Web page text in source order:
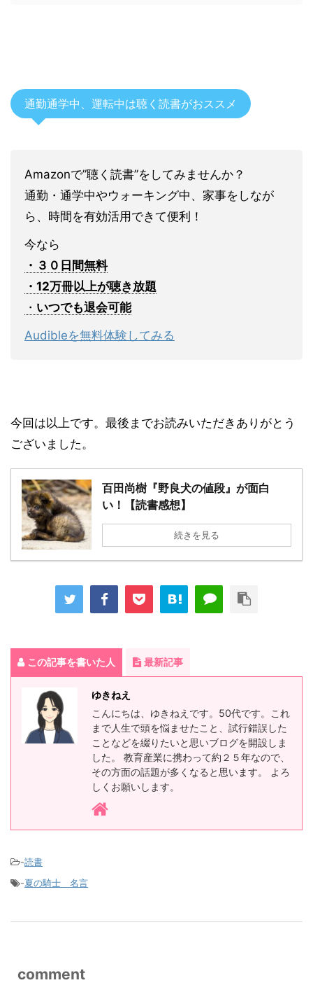
通勤通学中、運転中は聴く読書がおススメ
Amazonで”聴く読書”をしてみませんか？
通勤・通学中やウォーキング中、家事をしなが
ら、時間を有効活用できて便利！
今なら
・３０日間無料
・12万冊以上が聴き放題
・ いつでも退会可能
Audibleを無料体験してみる
今回は以上です。最後までお読みいただきありがとう
ございました。
百田尚樹『野良犬の値段』が面白
い！【読書感想】
続きを見る
この記事を書いた人 最新記事
ゆきねえ
こんにちは、ゆきねえです。50代です。これ
まで人生で頭を悩ませたこと、試行錯誤した
ことなどを綴りたいと思いブログを開設しま
した。 教育産業に携わって約２５年なので、
その方面の話題が多くなると思います。 よろ
しくお願いします。
-読書
-夏の騎士 名言
comment